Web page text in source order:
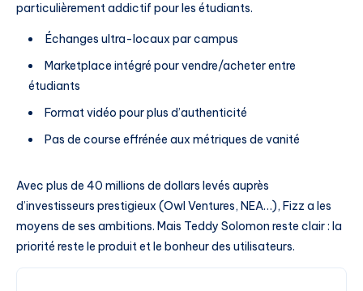
particulièrement addictif pour les étudiants.
Échanges ultra-locaux par campus
Marketplace intégré pour vendre/acheter entre
étudiants
Format vidéo pour plus d’authenticité
Pas de course effrénée aux métriques de vanité
Avec plus de 40 millions de dollars levés auprès
d’investisseurs prestigieux (Owl Ventures, NEA…), Fizz a les
moyens de ses ambitions. Mais Teddy Solomon reste clair : la
priorité reste le produit et le bonheur des utilisateurs.